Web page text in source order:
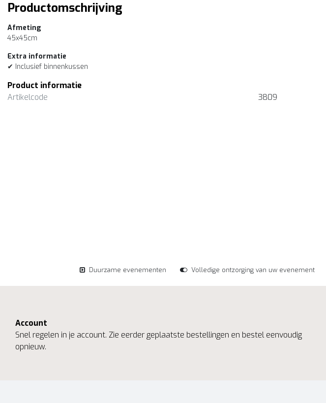
Productomschrijving
Afmeting
45x45cm
Extra informatie
✔ Inclusief binnenkussen
Product informatie
Artikelcode
3809
Duurzame evenementen Volledige ontzorging van uw evenement
Account
Snel regelen in je account. Zie eerder geplaatste bestellingen en bestel eenvoudig
opnieuw.